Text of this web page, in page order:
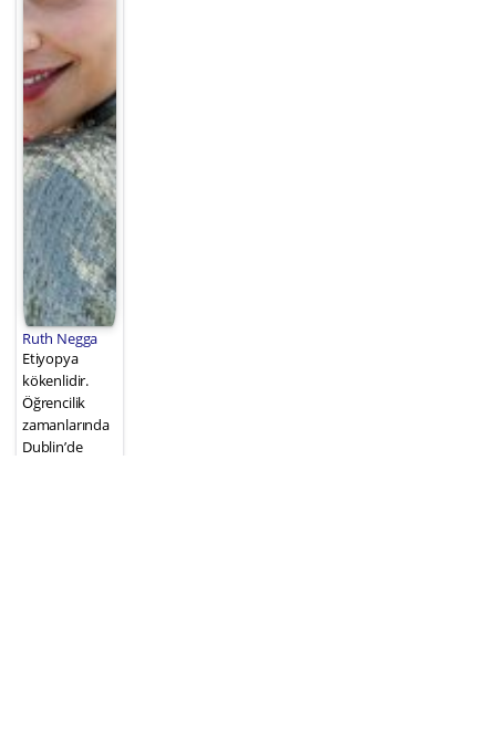
Ruth Negga
Etiyopya
kökenlidir.
Öğrencilik
zamanlarında
Dublin’de